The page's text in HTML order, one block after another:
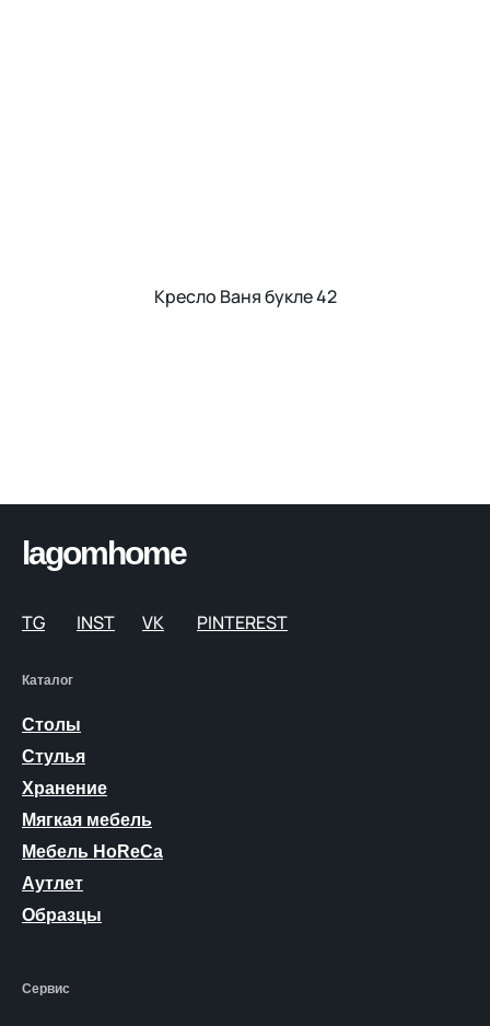
Кресло Ваня букле 42
lagomhome
Каталог
Столы
Стулья
Хранение
Мягкая мебель
Мебель HoReCa
Аутлет
Образцы
Сервис
TG INST VK PINTEREST